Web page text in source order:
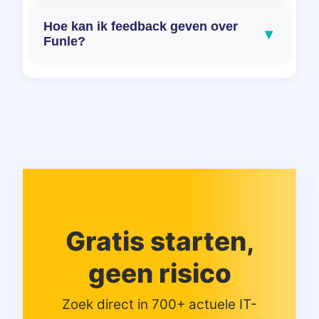
Hoe kan ik feedback geven over
Funle?
▾
Gratis starten,
geen risico
Zoek direct in 700+ actuele IT-